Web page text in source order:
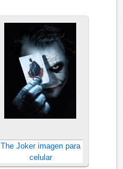
The Joker imagen para
celular